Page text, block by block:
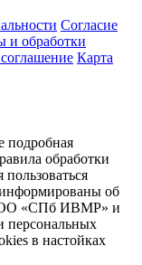
Согласие
и обработки
Карта
подробная
обработки
об
ООО «СПб ИВМР» и
персональных
в настойках